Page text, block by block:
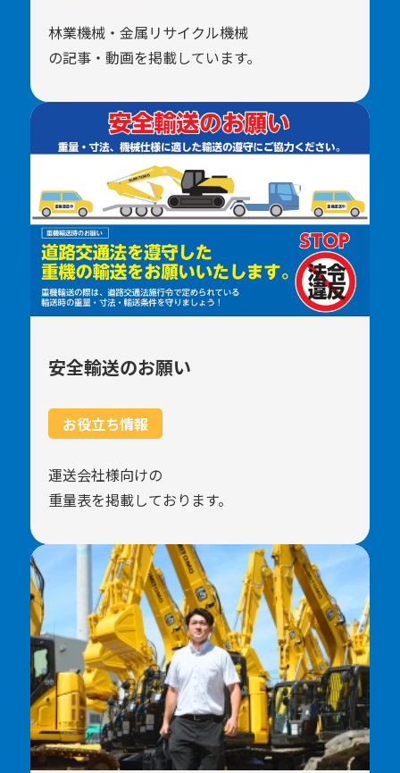
林業機械・金属リサイクル機械
の記事・動画を掲載しています。
安全輸送のお願い
運送会社様向けの
重量表を掲載しております。
お役立ち情報